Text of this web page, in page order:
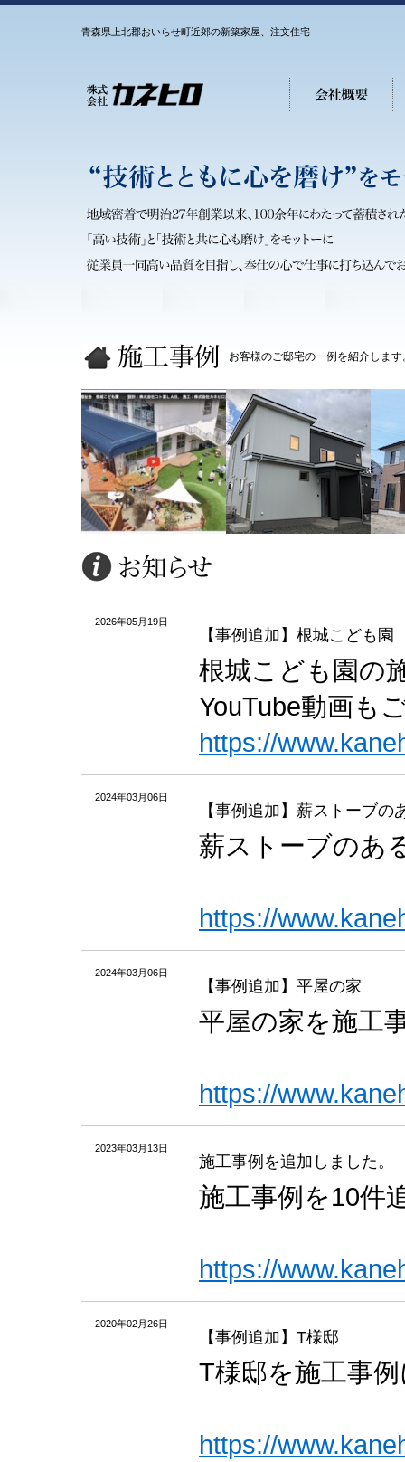
青森県上北郡おいらせ町近郊の新築家屋、注文住宅
お客様のご邸宅の一例を紹介します
2026年05月19日
【事例追加】根城こども園
根城こども園の
YouTube動画も
https://
2024年03月06日
【事例追加】薪ストーブの
薪ストーブのあ
https://
2024年03月06日
【事例追加】平屋の家
平屋の家を施工
https://
2023年03月13日
施工事例を追加しました。
施工事例を10件
https://
2020年02月26日
【事例追加】T様邸
T様邸を施工事
https://